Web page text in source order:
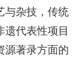
与杂技，传统
代表性项目
源著录方面的